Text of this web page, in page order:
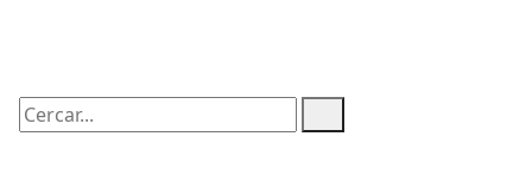
Cercar: